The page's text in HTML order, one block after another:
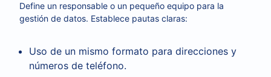
Define un responsable o un pequeño equipo para la
gestión de datos. Establece pautas claras:
Uso de un mismo formato para direcciones y
números de teléfono.